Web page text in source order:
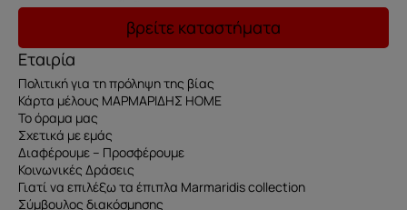
βρείτε καταστήματα
Εταιρία
Πολιτική για τη πρόληψη της βίας
Κάρτα μέλους ΜΑΡΜΑΡΙΔΗΣ HOME
Το όραμα μας
Σχετικά με εμάς
Διαφέρουμε – Προσφέρουμε
Κοινωνικές Δράσεις
Γιατί να επιλέξω τα έπιπλα Marmaridis collection
Σύμβουλος διακόσμησης